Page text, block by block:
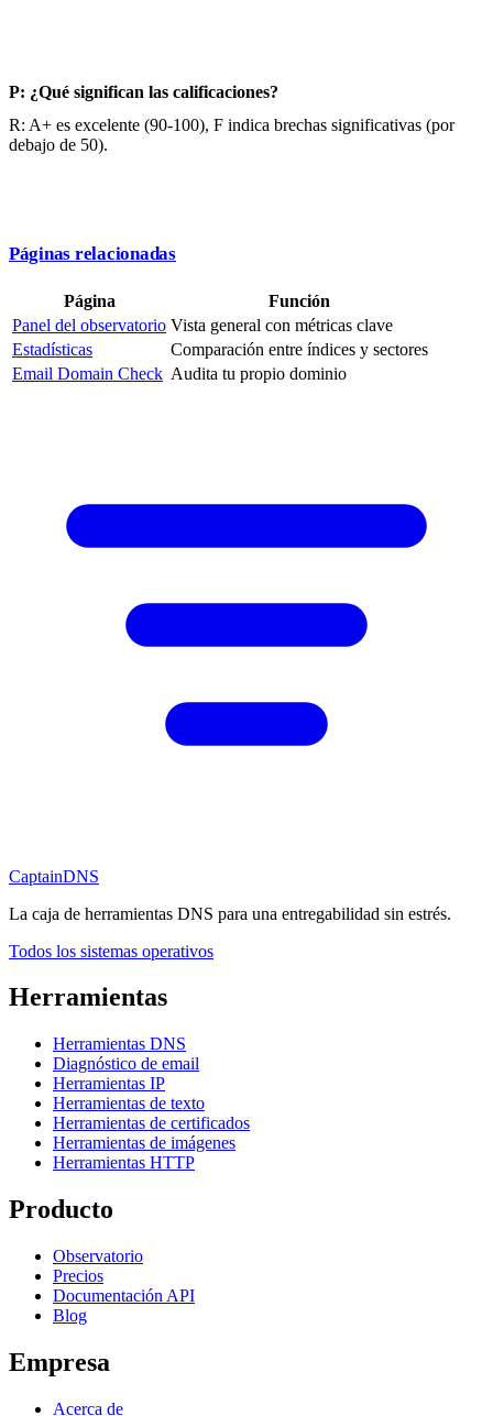
P: ¿Qué significan las calificaciones?
R: A+ es excelente (90-100), F indica brechas significativas (por
debajo de 50).
Páginas relacionadas
Página
Función
Panel del observatorio Vista general con métricas clave
Estadísticas
Comparación entre índices y sectores
Email Domain Check Audita tu propio dominio
CaptainDNS
La caja de herramientas DNS para una entregabilidad sin estrés.
Todos los sistemas operativos
Herramientas
Herramientas DNS
Diagnóstico de email
Herramientas IP
Herramientas de texto
Herramientas de certificados
Herramientas de imágenes
Herramientas HTTP
Producto
Observatorio
Precios
Documentación API
Blog
Empresa
Acerca de